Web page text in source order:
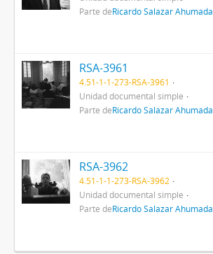
Parte deRicardo Salazar Ahumada
RSA-3961
4.51-1-1-273-RSA-3961
Unidad documental simple
Parte deRicardo Salazar Ahumada
RSA-3962
4.51-1-1-273-RSA-3962
Unidad documental simple
Parte deRicardo Salazar Ahumada